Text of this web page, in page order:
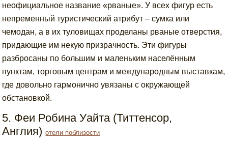
неофициальное название «рваные». У всех фигур есть
непременный туристический атрибут – сумка или
чемодан, а в их туловищах проделаны рваные отверстия,
придающие им некую призрачность. Эти фигуры
разбросаны по большим и маленьким населённым
пунктам, торговым центрам и международным выставкам,
где довольно гармонично увязаны с окружающей
обстановкой.
5. Феи Робина Уайта (Титтенсор,
Англия)отели поблизости